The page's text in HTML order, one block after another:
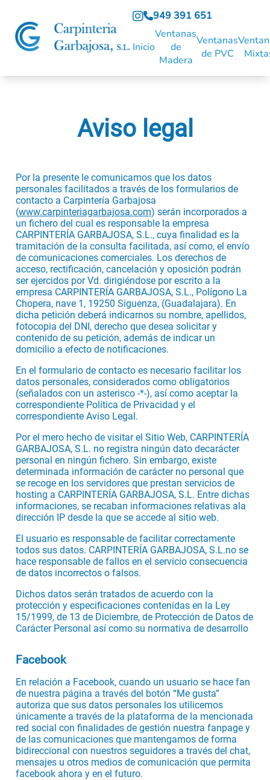
949 391 651
Inicio
Ventanas
de
Madera
Ventanas
de PVC
Aviso legal
Por la presente le comunicamos que los datos
personales facilitados a través de los formularios de
contacto a Carpintería Garbajosa
(www.carpinteriagarbajosa.com) serán incorporados a
un fichero del cual es responsable la empresa
CARPINTERÍA GARBAJOSA, S.L., cuya finalidad es la
tramitación de la consulta facilitada, así como, el envío
de comunicaciones comerciales. Los derechos de
acceso, rectificación, cancelación y oposición podrán
ser ejercidos por Vd. dirigiéndose por escrito a la
empresa CARPINTERÍA GARBAJOSA, S.L., Polígono La
Chopera, nave 1, 19250 Siguenza, (Guadalajara). En
dicha petición deberá indicarnos su nombre, apellidos,
fotocopia del DNI, derecho que desea solicitar y
contenido de su petición, además de indicar un
domicilio a efecto de notificaciones.
En el formulario de contacto es necesario facilitar los
datos personales, considerados como obligatorios
(señalados con un asterisco -*-), así como aceptar la
correspondiente Política de Privacidad y el
correspondiente Aviso Legal.
Por el mero hecho de visitar el Sitio Web, CARPINTERÍA
GARBAJOSA, S.L. no registra ningún dato decarácter
personal en ningún fichero. Sin embargo, existe
determinada información de carácter no personal que
se recoge en los servidores que prestan servicios de
hosting a CARPINTERÍA GARBAJOSA, S.L. Entre dichas
informaciones, se recaban informaciones relativas ala
dirección IP desde la que se accede al sitio web.
El usuario es responsable de facilitar correctamente
todos sus datos. CARPINTERÍA GARBAJOSA, S.L.no se
hace responsable de fallos en el servicio consecuencia
de datos incorrectos o falsos.
Dichos datos serán tratados de acuerdo con la
protección y especificaciones contenidas en la Ley
15/1999, de 13 de Diciembre, de Protección de Datos de
Carácter Personal así como su normativa de desarrollo
Facebook
En relación a Facebook, cuando un usuario se hace fan
de nuestra página a través del botón “Me gusta”
autoriza que sus datos personales los utilicemos
únicamente a través de la plataforma de la mencionada
red social con finalidades de gestión nuestra fanpage y
de las comunicaciones que mantengamos de forma
bidireccional con nuestros seguidores a través del chat,
mensajes u otros medios de comunicación que permita
facebook ahora y en el futuro.